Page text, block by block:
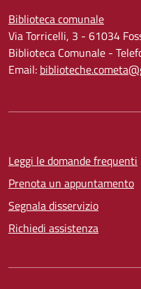
Biblioteca comunale
Via Torricelli, 3 - 61034
Biblioteca Comunale -
Email:
Leggi le domande frequenti
Prenota un appuntamento
Segnala disservizio
Richiedi assistenza